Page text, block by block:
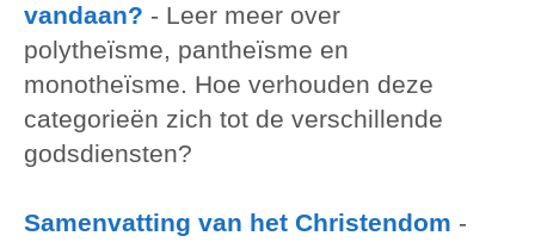
vandaan? - Leer meer over
polytheïsme, pantheïsme en
monotheïsme. Hoe verhouden deze
categorieën zich tot de verschillende
godsdiensten?
Samenvatting van het Christendom -